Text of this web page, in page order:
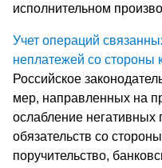
исполнительном
Учет операций
неплатежей со стороны
Российское
мер, направленных на
ослабление негативных
обязательств со
поручительство,